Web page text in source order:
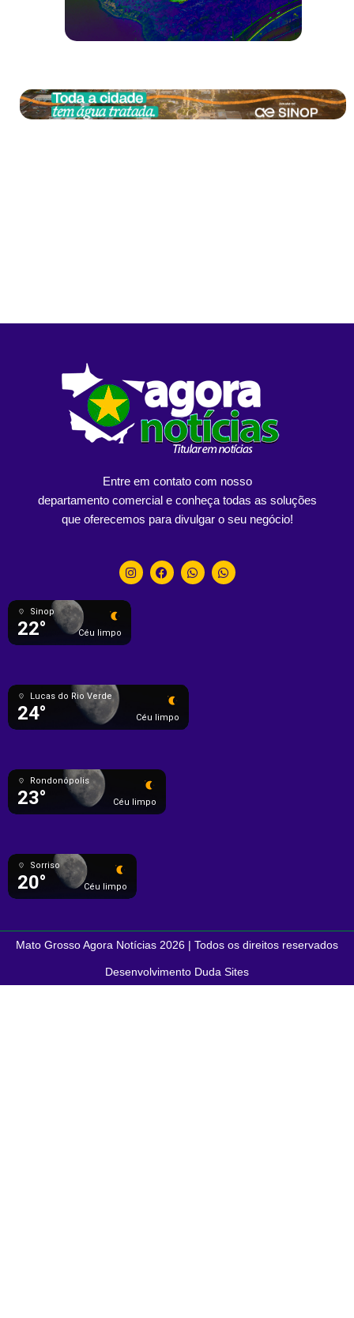
Entre em contato com nosso
departamento comercial e conheça todas as soluções
que oferecemos para divulgar o seu negócio!
Sinop
22° Céu limpo
Lucas do Rio Verde
24° Céu limpo
Rondonópolis
23° Céu limpo
Sorriso
20° Céu limpo
Mato Grosso Agora Notícias 2026 | Todos os direitos reservados
Desenvolvimento Duda Sites